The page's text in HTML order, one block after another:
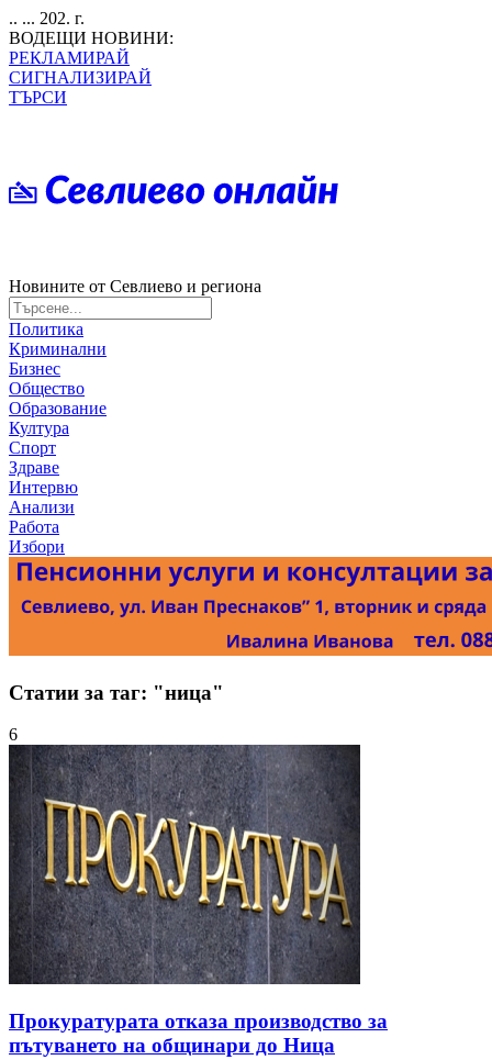
.. ... 202. г.
ВОДЕЩИ НОВИНИ:
РЕКЛАМИРАЙ
СИГНАЛИЗИРАЙ
ТЪРСИ
Новините от Севлиево и региона
Политика
Криминални
Бизнес
Общество
Образование
Култура
Спорт
Здраве
Интервю
Анализи
Работа
Избори
Статии за таг: "ница"
6
Прокуратурата отказа производство за
пътуването на общинари до Ница